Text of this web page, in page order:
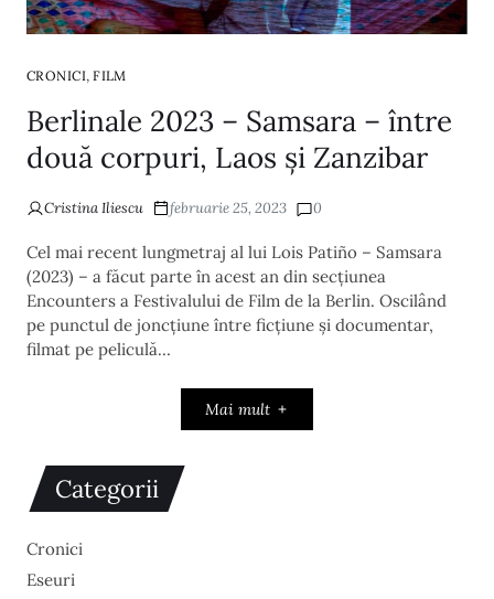
CRONICI,FILM
Berlinale 2023 – Samsara – între
două corpuri, Laos și Zanzibar
Cristina Iliescu februarie 25, 2023 0
Cel mai recent lungmetraj al lui Lois Patiño – Samsara
(2023) – a făcut parte în acest an din secțiunea
Encounters a Festivalului de Film de la Berlin. Oscilând
pe punctul de joncțiune între ficțiune și documentar,
filmat pe peliculă…
Mai mult
Categorii
Cronici
Eseuri